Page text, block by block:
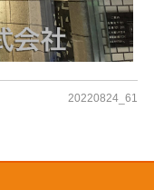
20220824_61